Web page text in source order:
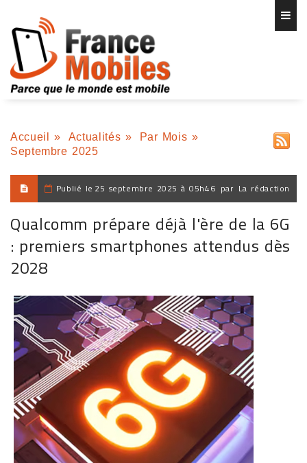
Accueil » Actualités » Par Mois »
Septembre 2025
Publié le 25 septembre 2025 à 05h46 par La rédaction
Qualcomm prépare déjà l'ère de la 6G
: premiers smartphones attendus dès
2028